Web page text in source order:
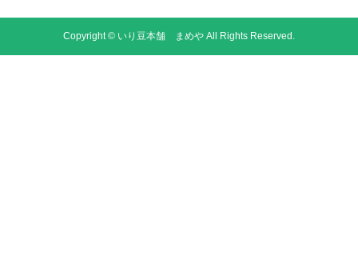
Copyright © いり豆本舗 まめや All Rights Reserved.